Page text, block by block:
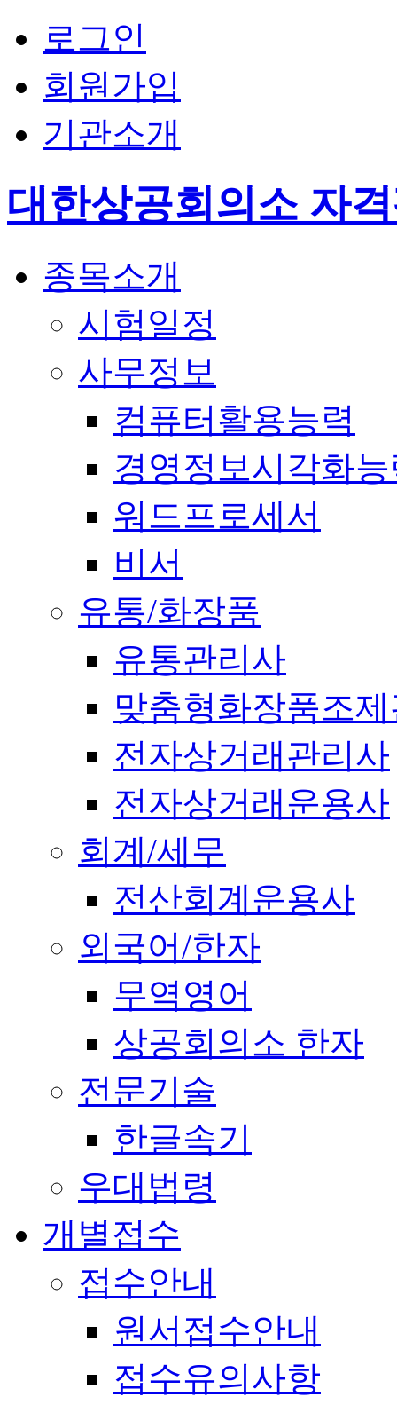
로그인
회원가입
기관소개
대한상공회의소 자
종목소개
시험일정
사무정보
컴퓨터활용능력
경영정보시각화
워드프로세서
비서
유통/화장품
유통관리사
맞춤형화장품조
전자상거래관리사
전자상거래운용사
회계/세무
전산회계운용사
외국어/한자
무역영어
상공회의소 한자
전문기술
한글속기
우대법령
개별접수
접수안내
원서접수안내
접수유의사항